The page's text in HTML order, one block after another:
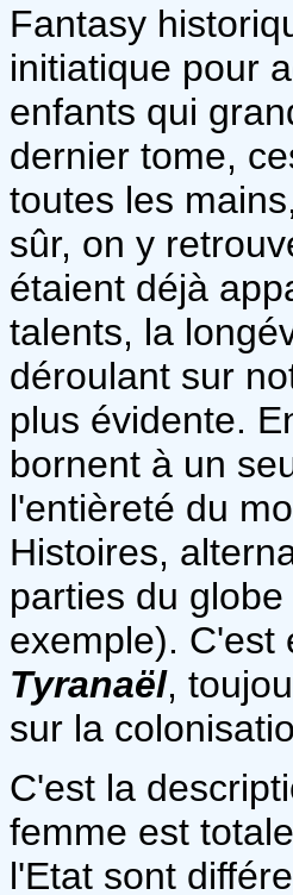
Fantasy
initiatique pour
enfants qui
dernier tome,
toutes les
sûr, on y
étaient déjà
talents, la
déroulant sur
plus évidente.
bornent à un
l'entièreté du
Histoires,
parties du
exemple). C'est
Tyranaël,
sur la
C'est la
femme est
l'Etat sont